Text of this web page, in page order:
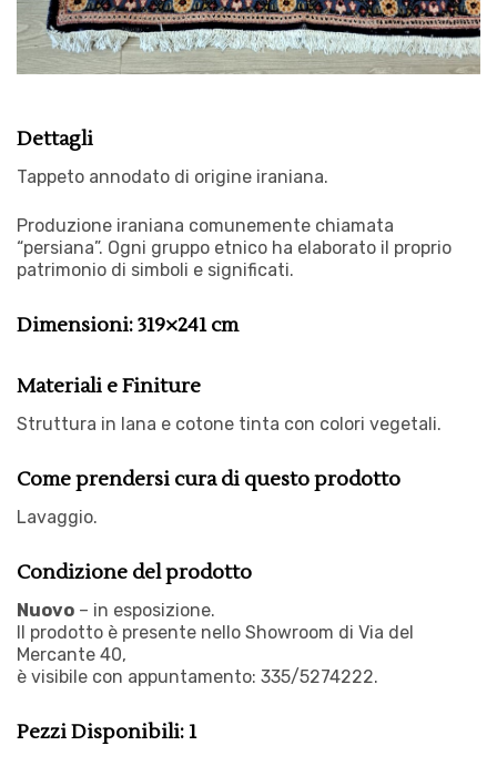
Dettagli
Tappeto annodato di origine iraniana.
Produzione iraniana comunemente chiamata
“persiana”. Ogni gruppo etnico ha elaborato il proprio
patrimonio di simboli e significati.
Dimensioni: 319×241 cm
Materiali e Finiture
Struttura in lana e cotone tinta con colori vegetali.
Come prendersi cura di questo prodotto
Lavaggio.
Condizione del prodotto
Nuovo – in esposizione.
Il prodotto è presente nello Showroom di Via del
Mercante 40,
è visibile con appuntamento: 335/5274222.
Pezzi Disponibili: 1